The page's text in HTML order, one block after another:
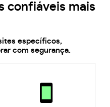
confiáveis mais
específicos,
com segurança.